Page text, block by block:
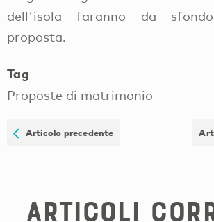
dell'isola faranno da
proposta.
Tag
Proposte di matrimonio
Articolo precedente
Articoli